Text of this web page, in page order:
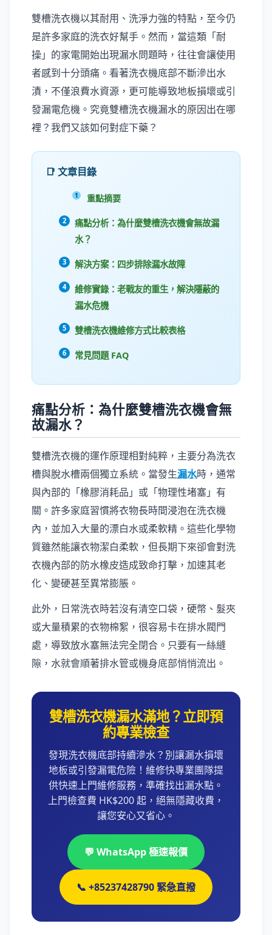
雙槽洗衣機以其耐用、洗淨力強的特點，至今仍
是許多家庭的洗衣好幫手。然而，當這類「耐
操」的家電開始出現漏水問題時，往往會讓使用
者感到十分頭痛。看著洗衣機底部不斷滲出水
漬，不僅浪費水資源，更可能導致地板損壞或引
發漏電危機。究竟雙槽洗衣機漏水的原因出在哪
裡？我們又該如何對症下藥？
📑 文章目錄
重點摘要
痛點分析：為什麼雙槽洗衣機會無故漏
水？
解決方案：四步排除漏水故障
維修實錄：老戰友的重生，解決隱蔽的
漏水危機
雙槽洗衣機維修方式比較表格
常見問題 FAQ
痛點分析：為什麼雙槽洗衣機會無
故漏水？
雙槽洗衣機的運作原理相對純粹，主要分為洗衣
槽與脫水槽兩個獨立系統。當發生漏水時，通常
與內部的「橡膠消耗品」或「物理性堵塞」有
關。許多家庭習慣將衣物長時間浸泡在洗衣機
內，並加入大量的漂白水或柔軟精。這些化學物
質雖然能讓衣物潔白柔軟，但長期下來卻會對洗
衣機內部的防水橡皮造成致命打擊，加速其老
化、變硬甚至異常膨脹。
此外，日常洗衣時若沒有清空口袋，硬幣、髮夾
或大量積累的衣物棉絮，很容易卡在排水閥門
處，導致放水塞無法完全閉合。只要有一絲縫
隙，水就會順著排水管或機身底部悄悄流出。
雙槽洗衣機漏水滿地？立即預
約專業檢查
發現洗衣機底部持續滲水？別讓漏水損壞
地板或引發漏電危險！維修快專業團隊提
供快速上門維修服務，準確找出漏水點。
上門檢查費 HK$200 起，絕無隱藏收費，
讓您安心又省心。
💬 WhatsApp 極速報價
📞 +85237428790 緊急直撥